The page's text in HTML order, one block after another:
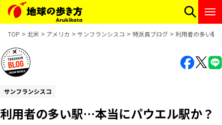
TOP 北米 アメリカ サンフランシスコ 特派員ブログ 利用者の多い駅
サンフランシスコ
利用者の多い駅…本当にパウエル駅か？